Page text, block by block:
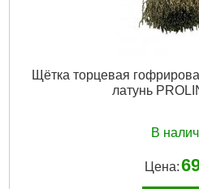
Щётка торцевая
латунь
В
Цена: